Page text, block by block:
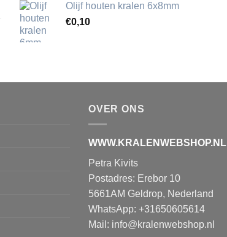
Olijf houten kralen 6x8mm
€0,10
OVER ONS
WWW.KRALENWEBSHOP.NL
Petra Kivits
Postadres: Erebor 10
5661AM Geldrop, Nederland
WhatsApp: +31650605614
Mail: info@kralenwebshop.nl